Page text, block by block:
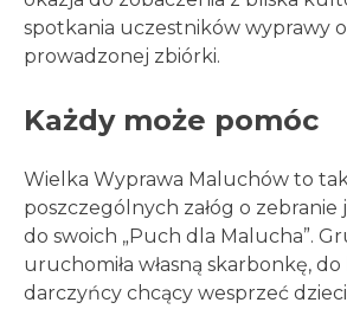
spotkania uczestników wyprawy
prowadzonej zbiórki.
Każdy może pomóc
Wielka Wyprawa Maluchów to
poszczególnych załóg o
do swoich „Puch dla Malucha”.
uruchomiła własną skarbonkę,
darczyńcy chcący wesprzeć